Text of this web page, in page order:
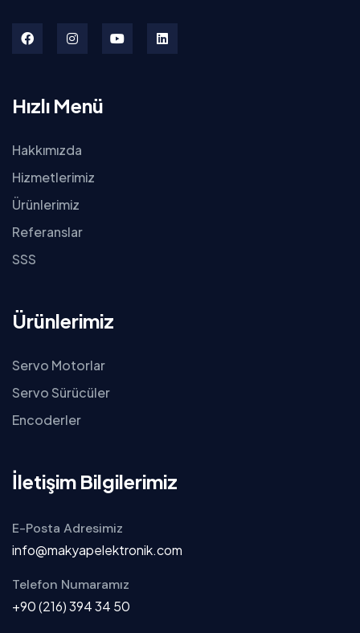
Hızlı Menü
Hakkımızda
Hizmetlerimiz
Ürünlerimiz
Referanslar
SSS
Ürünlerimiz
Servo Motorlar
Servo Sürücüler
Encoderler
İletişim Bilgilerimiz
E-Posta Adresimiz
info@makyapelektronik.com
Telefon Numaramız
+90 (216) 394 34 50